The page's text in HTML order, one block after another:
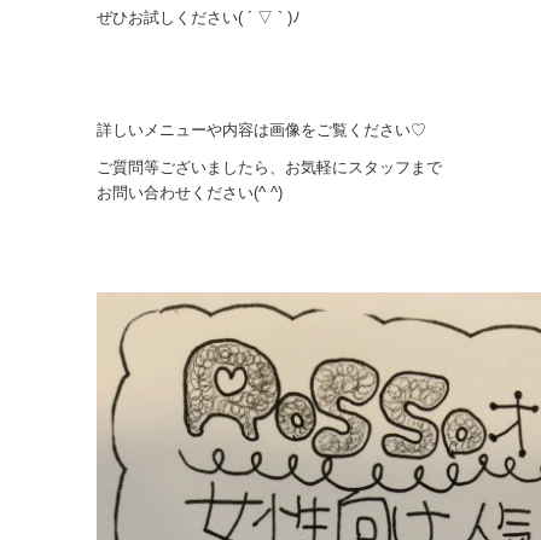
ぜひお試しください( ´ ▽ ` )ﾉ
詳しいメニューや内容は画像をご覧ください♡
ご質問等ございましたら、お気軽にスタッフまで
お問い合わせください(^ ^)